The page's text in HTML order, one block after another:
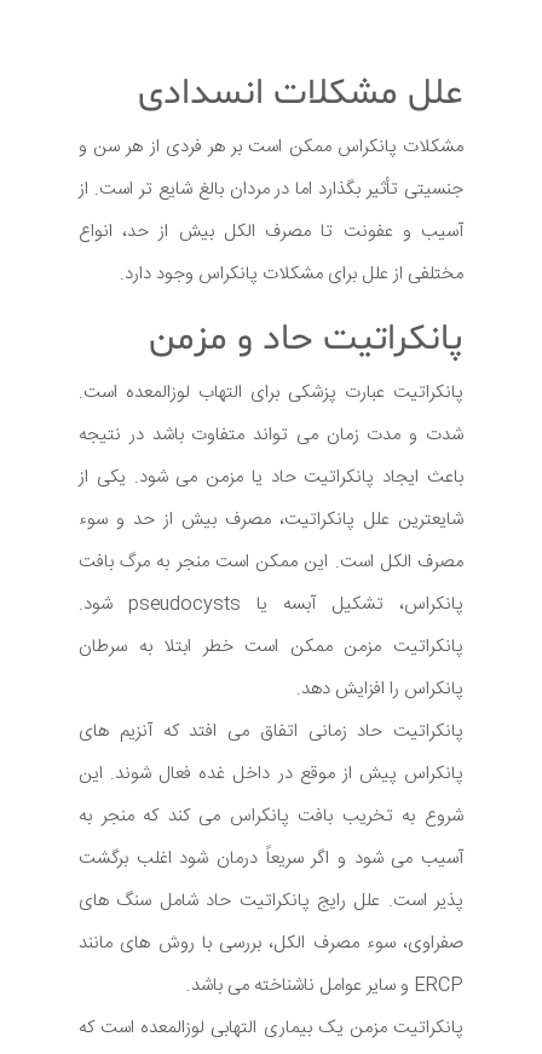
علل مشکلات انسدادی
مشکلات پانکراس ممکن است بر هر فردی از هر سن و
جنسیتی تأثیر بگذارد اما در مردان بالغ شایع تر است. از
آسیب و عفونت تا مصرف الکل بیش از حد، انواع
مختلفی از علل برای مشکلات پانکراس وجود دارد.
پانکراتیت حاد و مزمن
پانکراتیت عبارت پزشکی برای التهاب لوزالمعده است.
شدت و مدت زمان می تواند متفاوت باشد در نتیجه
باعث ایجاد پانکراتیت حاد یا مزمن می شود. یکی از
شایعترین علل پانکراتیت، مصرف بیش از حد و سوء
مصرف الکل است. این ممکن است منجر به مرگ بافت
پانکراس، تشکیل آبسه یا pseudocysts شود.
پانکراتیت مزمن ممکن است خطر ابتلا به سرطان
پانکراس را افزایش دهد.
پانکراتیت حاد زمانی اتفاق می افتد که آنزیم های
پانکراس پیش از موقع در داخل غده فعال شوند. این
شروع به تخریب بافت پانکراس می کند که منجر به
آسیب می شود و اگر سریعاً درمان شود اغلب برگشت
پذیر است. علل رایج پانکراتیت حاد شامل سنگ های
صفراوی، سوء مصرف الکل، بررسی با روش های مانند
ERCP و سایر عوامل ناشناخته می باشد.
پانکراتیت مزمن یک بیماری التهابی لوزالمعده است که